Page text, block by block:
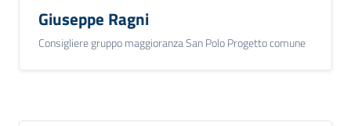
Giuseppe Ragni
Consigliere gruppo maggioranza San Polo Progetto comune